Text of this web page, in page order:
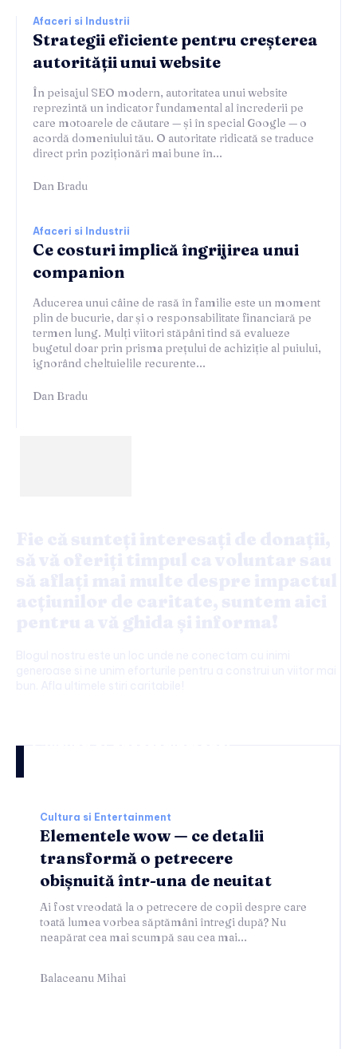
Afaceri si Industrii
Strategii eficiente pentru creșterea
autorității unui website
În peisajul SEO modern, autoritatea unui website
reprezintă un indicator fundamental al încrederii pe
care motoarele de căutare — și în special Google — o
acordă domeniului tău. O autoritate ridicată se traduce
direct prin poziționări mai bune în...
Dan Bradu
Afaceri si Industrii
Ce costuri implică îngrijirea unui
companion
Aducerea unui câine de rasă în familie este un moment
plin de bucurie, dar și o responsabilitate financiară pe
termen lung. Mulți viitori stăpâni tind să evalueze
bugetul doar prin prisma prețului de achiziție al puiului,
ignorând cheltuielile recurente...
Dan Bradu
Cultura si Entertainment
Elementele wow — ce detalii
transformă o petrecere
obișnuită într-una de neuitat
Ai fost vreodată la o petrecere de copii despre care
toată lumea vorbea săptămâni întregi după? Nu
neapărat cea mai scumpă sau cea mai...
Balaceanu Mihai